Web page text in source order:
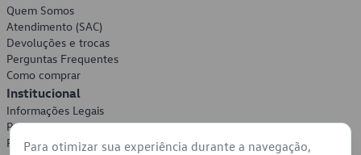
Quem Somos
Atendimento (SAC)
Devoluções e trocas
Perguntas Frequentes
Como comprar
Institucional
Informações Legais
Política de Privacidade
Política de Cookies
Para otimizar sua experiência durante a navegação,